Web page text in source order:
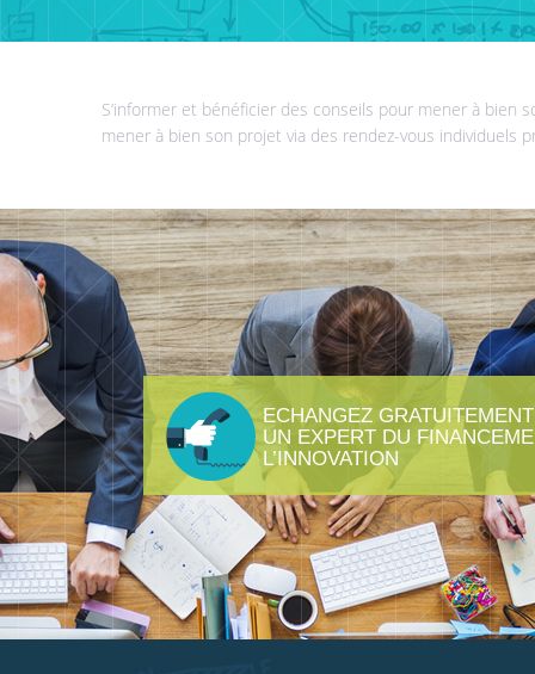
S’informer et bénéficier des conseils pour mener à bien
mener à bien son projet via des rendez-vous individuels
ECHANGEZ
UN EXPERT DU
L’INNOVATION